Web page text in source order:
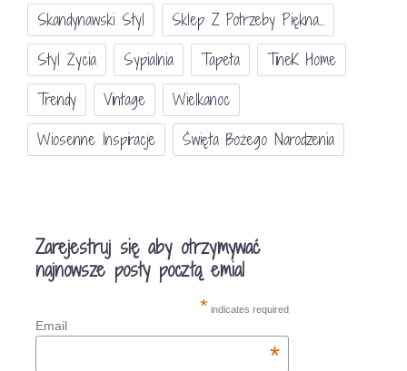
Skandynawski Styl
Sklep Z Potrzeby Piękna...
Styl Życia
Sypialnia Tapeta
TineK Home
Trendy
Vintage
Wielkanoc
Wiosenne Inspiracje
Święta Bożego Narodzenia
Zarejestruj się aby otrzymywać
najnowsze posty pocztą emial
* indicates required
Email
*